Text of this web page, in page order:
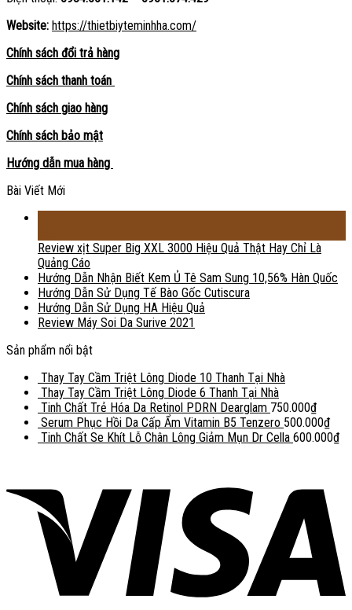
Website: https://thietbiyteminhha.com/
Chính sách đổi trả hàng
Chính sách thanh toán
Chính sách giao hàng
Chính sách bảo mật
Hướng dẫn mua hàng
Bài Viết Mới
Review xịt Super Big XXL 3000 Hiệu Quả Thật Hay Chỉ Là
Quảng Cáo
Hướng Dẫn Nhận Biết Kem Ủ Tê Sam Sung 10,56% Hàn Quốc
Hướng Dẫn Sử Dụng Tế Bào Gốc Cutiscura
Hướng Dẫn Sử Dụng HA Hiệu Quả
Review Máy Soi Da Surive 2021
Sản phẩm nổi bật
Thay Tay Cầm Triệt Lông Diode 10 Thanh Tại Nhà
Thay Tay Cầm Triệt Lông Diode 6 Thanh Tại Nhà
Tinh Chất Trẻ Hóa Da Retinol PDRN Dearglam 750.000₫
Serum Phục Hồi Da Cấp Ẩm Vitamin B5 Tenzero 500.000₫
Tinh Chất Se Khít Lỗ Chân Lông Giảm Mụn Dr Cella 600.000₫